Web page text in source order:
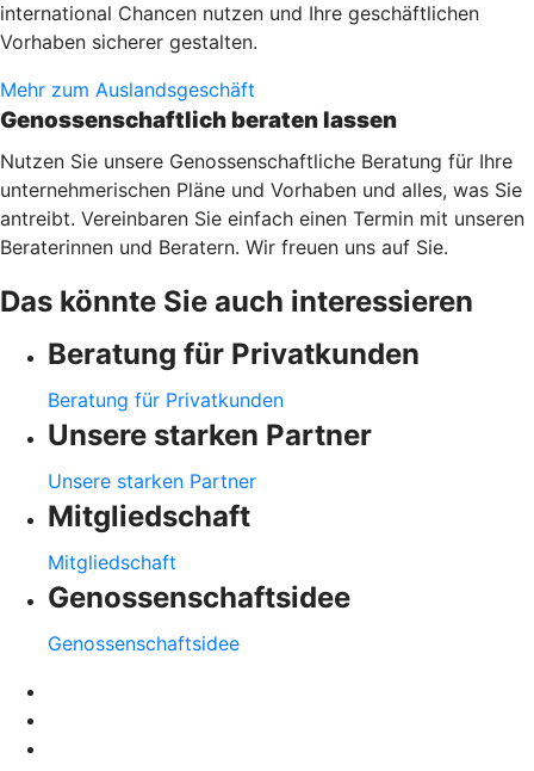
international Chancen nutzen und Ihre geschäftlichen
Vorhaben sicherer gestalten.
Mehr zum Auslandsgeschäft
Genossenschaftlich beraten lassen
Nutzen Sie unsere Genossenschaftliche Beratung für Ihre
unternehmerischen Pläne und Vorhaben und alles, was Sie
antreibt. Vereinbaren Sie einfach einen Termin mit unseren
Beraterinnen und Beratern. Wir freuen uns auf Sie.
Das könnte Sie auch interessieren
Beratung für Privatkunden
Beratung für Privatkunden
Unsere starken Partner
Unsere starken Partner
Mitgliedschaft
Mitgliedschaft
Genossenschaftsidee
Genossenschaftsidee